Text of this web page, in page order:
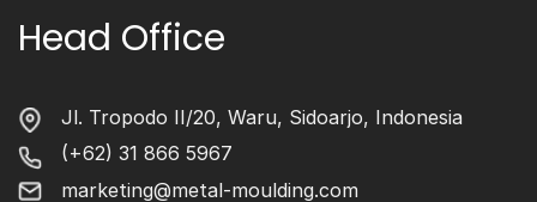
Head Office
Jl. Tropodo II/20, Waru, Sidoarjo, Indonesia
(+62) 31 866 5967
marketing@metal-moulding.com